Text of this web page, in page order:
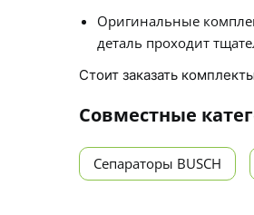
Оригинальные
деталь проходит
Стоит заказать
Совместные
Сепараторы BUSCH